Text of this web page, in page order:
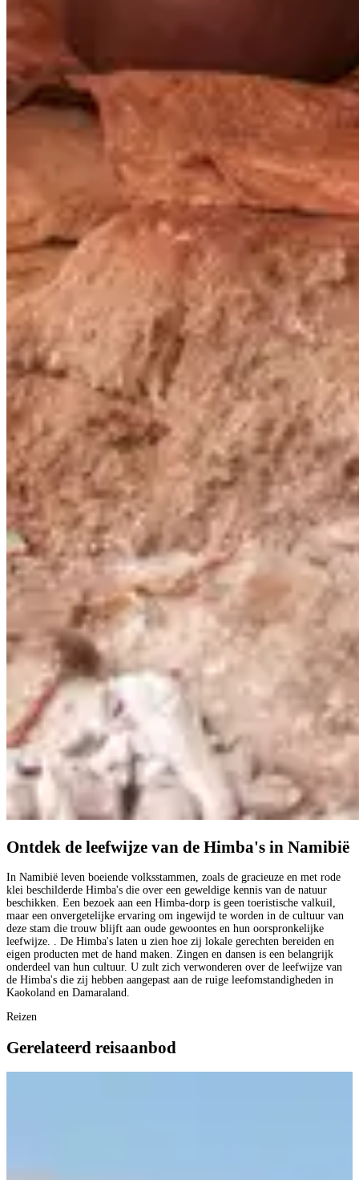
Ontdek de leefwijze van de Himba's in Namibië
In Namibië leven boeiende volksstammen, zoals de gracieuze en met rode
klei beschilderde Himba's die over een geweldige kennis van de natuur
beschikken. Een bezoek aan een Himba-dorp is geen toeristische valkuil,
maar een onvergetelijke ervaring om ingewijd te worden in de cultuur van
deze stam die trouw blijft aan oude gewoontes en hun oorspronkelijke
leefwijze. . De Himba's laten u zien hoe zij lokale gerechten bereiden en
eigen producten met de hand maken. Zingen en dansen is een belangrijk
onderdeel van hun cultuur. U zult zich verwonderen over de leefwijze van
de Himba's die zij hebben aangepast aan de ruige leefomstandigheden in
Kaokoland en Damaraland.
Reizen
Gerelateerd reisaanbod